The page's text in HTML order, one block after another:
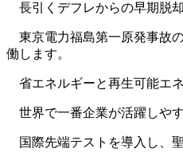
長引くデフレからの早期脱
東京電力福島第一原発事故
働します。
省エネルギーと再生可能エ
世界で一番企業が活躍しやす
国際先端テストを導入し、